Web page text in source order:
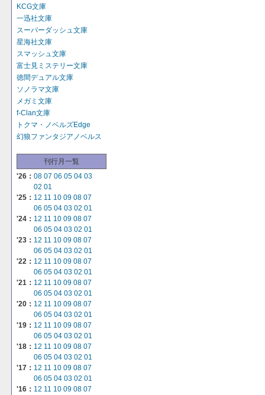
KCG文庫
一迅社文庫
スーパーダッシュ文庫
星海社文庫
スマッシュ文庫
富士見ミステリー文庫
徳間デュアル文庫
ソノラマ文庫
メガミ文庫
f-Clan文庫
トクマ・ノベルズEdge
幻狼ファンタジアノベルス
刊行月一覧
'26： 08 07 06 05 04 03
02 01
'25： 12 11 10 09 08 07
06 05 04 03 02 01
'24： 12 11 10 09 08 07
06 05 04 03 02 01
'23： 12 11 10 09 08 07
06 05 04 03 02 01
'22： 12 11 10 09 08 07
06 05 04 03 02 01
'21： 12 11 10 09 08 07
06 05 04 03 02 01
'20： 12 11 10 09 08 07
06 05 04 03 02 01
'19： 12 11 10 09 08 07
06 05 04 03 02 01
'18： 12 11 10 09 08 07
06 05 04 03 02 01
'17： 12 11 10 09 08 07
06 05 04 03 02 01
'16： 12 11 10 09 08 07